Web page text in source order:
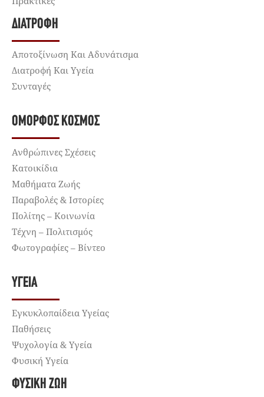
ΔΙΑΤΡΟΦΉ
Αποτοξίνωση Και Αδυνάτισμα
Διατροφή Και Υγεία
Συνταγές
ΌΜΟΡΦΟΣ ΚΌΣΜΟΣ
Ανθρώπινες Σχέσεις
Κατοικίδια
Μαθήματα Ζωής
Παραβολές & Ιστορίες
Πολίτης – Κοινωνία
Τέχνη – Πολιτισμός
Φωτογραφίες – Βίντεο
ΥΓΕΊΑ
Εγκυκλοπαίδεια Υγείας
Παθήσεις
Ψυχολογία & Υγεία
Φυσική Υγεία
ΦΥΣΙΚΉ ΖΩΉ